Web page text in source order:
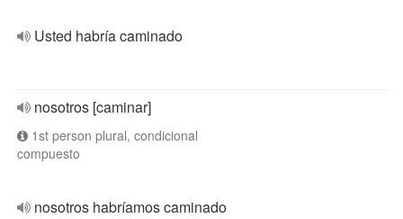
Usted habría caminado
nosotros [caminar]
1st person plural, condicional
compuesto
nosotros habríamos caminado